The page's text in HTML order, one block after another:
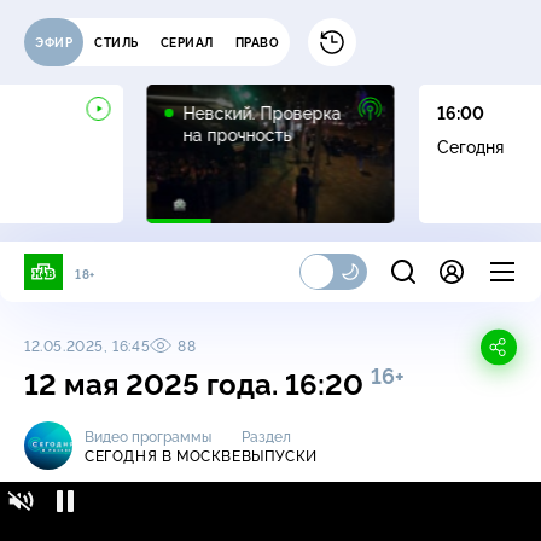
ЭФИР СТИЛЬ СЕРИАЛ ПРАВО
Невский. Проверка
на прочность
16+
16:00
Сегодня
18+
12.05.2025, 16:45 88
12 мая 2025 года. 16:20 16+
Видео программы
СЕГОДНЯ В МОСКВЕ
Раздел
ВЫПУСКИ